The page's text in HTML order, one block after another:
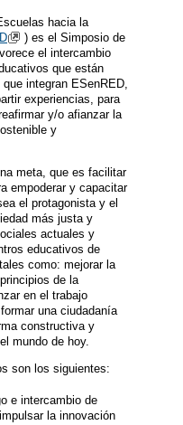
hacia la
) es el Simposio de
el intercambio
que están
integran ESenRED,
experiencias, para
y/o afianzar la
y
meta, que es facilitar
empoderar y capacitar
el protagonista y el
más justa y
actuales y
educativos de
como: mejorar la
de la
en el trabajo
una ciudadanía
constructiva y
mundo de hoy.
son los siguientes:
e intercambio de
la innovación